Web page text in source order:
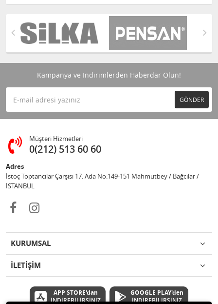
Kampanya ve İndirimlerden Haberdar Olun!
GÖNDER
Müşteri Hizmetleri
0(212) 513 60 60
Adres
İstoç Toptancılar Çarşısı 17. Ada No:149-151 Mahmutbey / Bağcılar /
İSTANBUL
KURUMSAL
İLETİŞİM
APP STORE'dan
İNDİREBİLİRSİNİZ
GOOGLE PLAY'den
İNDİREBİLİRSİNİZ